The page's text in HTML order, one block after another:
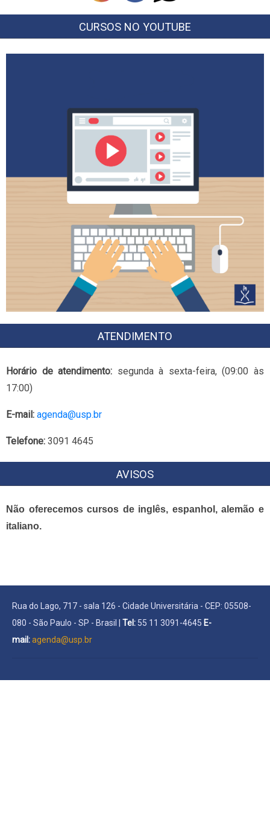
CURSOS NO YOUTUBE
ATENDIMENTO
Horário de atendimento: segunda à sexta-feira, (09:00 às
17:00)
E-mail: agenda@usp.br
Telefone: 3091 4645
AVISOS
Não oferecemos cursos de inglês, espanhol, alemão e
italiano.
Rua do Lago, 717 - sala 126 - Cidade Universitária - CEP: 05508-
080 - São Paulo - SP - Brasil | Tel: 55 11 3091-4645 E-
mail:agenda@usp.br